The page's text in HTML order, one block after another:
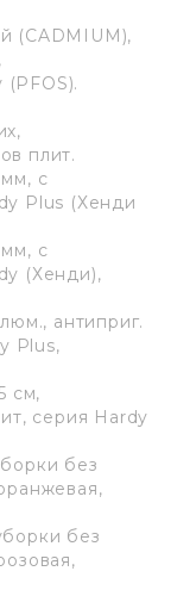
(CADMIUM),
плит.
с
Plus (Хенди
с
(Хенди),
антиприг.
Plus,
см,
серия Hardy
без
без